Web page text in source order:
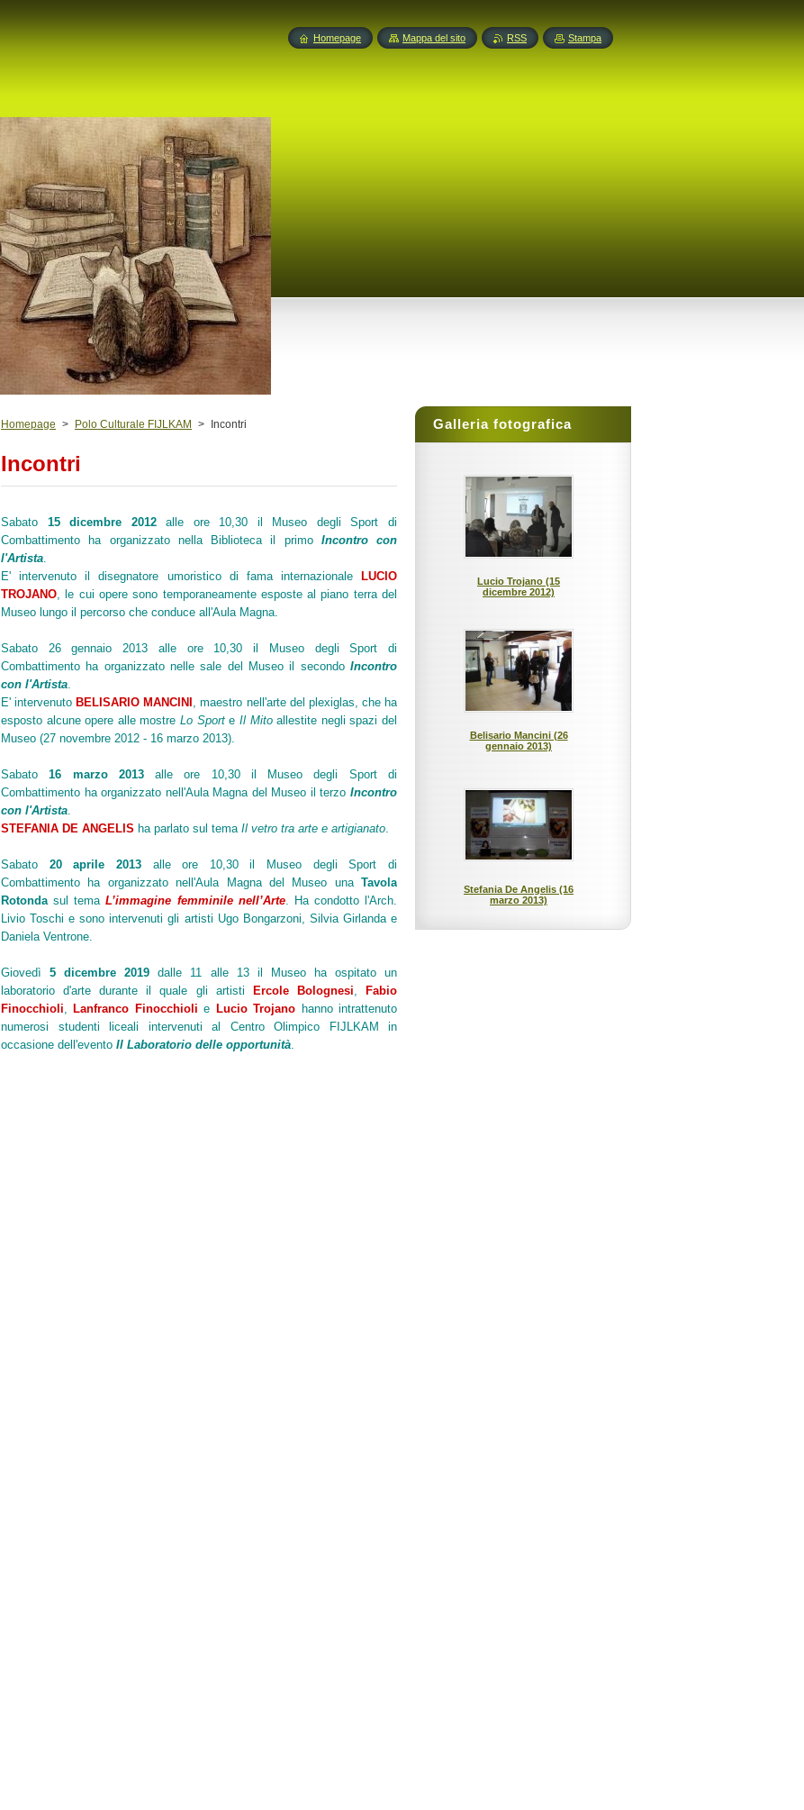
Homepage > Polo Culturale FIJLKAM > Incontri
Incontri
Sabato 15 dicembre 2012alle ore 10,30 il Museo degli Sport di
Combattimento ha organizzato nella Biblioteca il primo Incontro con
l'Artista.
E' intervenuto il disegnatore umoristico di fama internazionale
LUCIO
TROJANO, le cui opere sono temporaneamente esposte al piano terra del
Museo lungo il percorso che conduce all'Aula Magna.
Sabato 26 gennaio 2013 alle ore 10,30 il Museo degli Sport di
Combattimento ha organizzato nelle sale del Museo il secondo Incontro
con l'Artista.
E' intervenuto BELISARIO MANCINI , maestro nell'arte del plexiglas, che ha
esposto alcune opere alle mostreLo Sporte Il Mitoallestite negli spazi del
Museo (27 novembre 2012 - 16 marzo 2013).
Sabato16 marzo 2013alle ore 10,30 il Museo degli Sport di
Combattimento ha organizzato nell'Aula Magna del Museo il terzo Incontro
con l'Artista.
STEFANIA DE ANGELIS ha parlato sul tema Il vetro tra arte e artigianato.
Sabato 20 aprile 2013alle ore 10,30 il Museo degli Sport di
Combattimento ha organizzato nell'Aula Magna del Museo una Tavola
Rotondasul temaL’immagine femminile nell’Arte. Ha condotto l'Arch.
Livio Toschi e sono intervenuti gli artisti Ugo Bongarzoni, Silvia Girlanda e
Daniela Ventrone.
Giovedì5 dicembre 2019 dalle 11 alle 13 il Museo ha ospitato un
laboratorio d'arte durante il quale gli artisti
Ercole Bolognesi,
Fabio
Finocchioli, Lanfranco Finocchioli e Lucio Trojano hanno intrattenuto
numerosi studenti liceali intervenuti al Centro Olimpico FIJLKAM in
occasione dell'evento Il Laboratorio delle opportunità.
Galleria fotografica
Lucio Trojano (15
dicembre 2012)
Belisario Mancini (26
gennaio 2013)
Stefania De Angelis (16
marzo 2013)
Homepage Mappa del sito RSS Stampa